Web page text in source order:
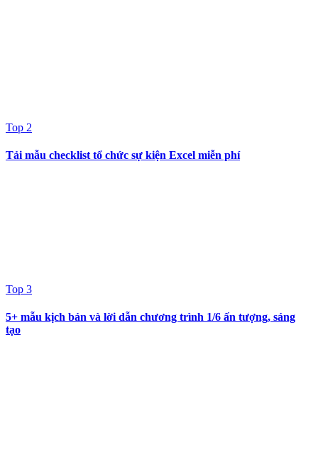
Top 2
Tải mẫu checklist tổ chức sự kiện Excel miễn phí
Top 3
5+ mẫu kịch bản và lời dẫn chương trình 1/6 ấn tượng, sáng
tạo